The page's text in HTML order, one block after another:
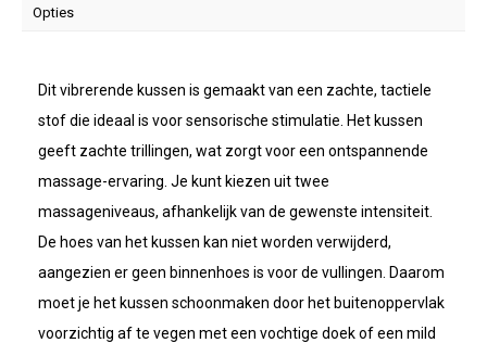
Opties
Dit vibrerende kussen is gemaakt van een zachte, tactiele
stof die ideaal is voor sensorische stimulatie. Het kussen
geeft zachte trillingen, wat zorgt voor een ontspannende
massage-ervaring. Je kunt kiezen uit twee
massageniveaus, afhankelijk van de gewenste intensiteit.
De hoes van het kussen kan niet worden verwijderd,
aangezien er geen binnenhoes is voor de vullingen. Daarom
moet je het kussen schoonmaken door het buitenoppervlak
voorzichtig af te vegen met een vochtige doek of een mild